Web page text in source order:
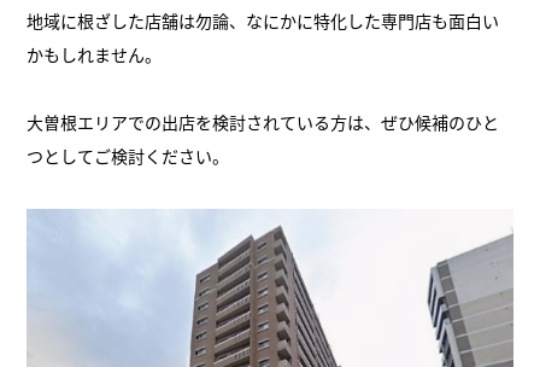
地域に根ざした店舗は勿論、なにかに特化した専門店も面白い
かもしれません。
大曽根エリアでの出店を検討されている方は、ぜひ候補のひと
つとしてご検討ください。